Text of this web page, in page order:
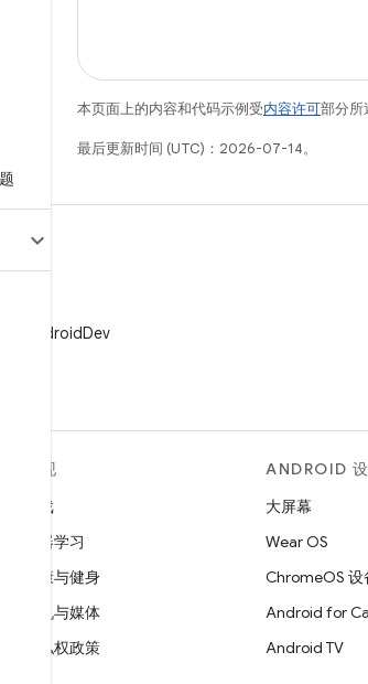
本页面上的内容和代码示例受内容许可部分所
最后更新时间 (UTC)：2026-07-14。
@AndroidDev
发现
游戏
机器学习
健康与健身
相机与媒体
隐私权政策
ANDROID
大屏幕
Wear OS
ChromeOS 设
Android for
Android TV